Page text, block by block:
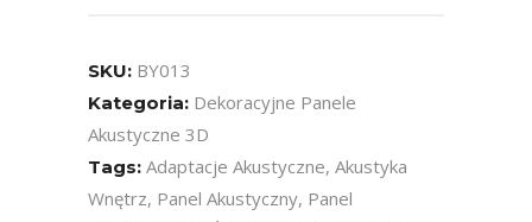
Ilość
SKU: BY013
Kategoria: Dekoracyjne Panele
Akustyczne 3D
Tags: Adaptacje Akustyczne, Akustyka
Wnętrz, Panel Akustyczny, Panel